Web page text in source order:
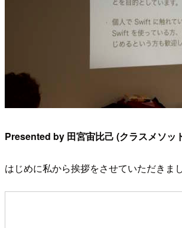
Presented by 田宮宙比己 (クラスメソッ
はじめに私から挨拶をさせていただきまし